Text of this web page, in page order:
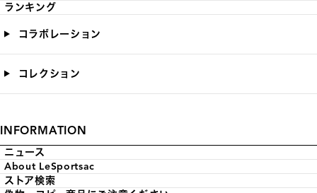
ランキング
コラボレーション
コレクション
INFORMATION
ニュース
About LeSportsac
ストア検索